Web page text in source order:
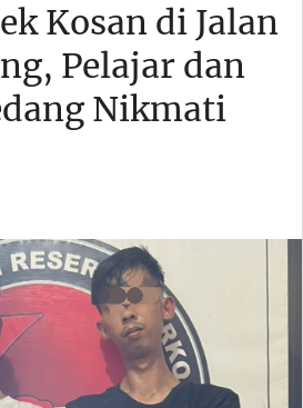
Kosan di Jalan
Pelajar dan
Nikmati